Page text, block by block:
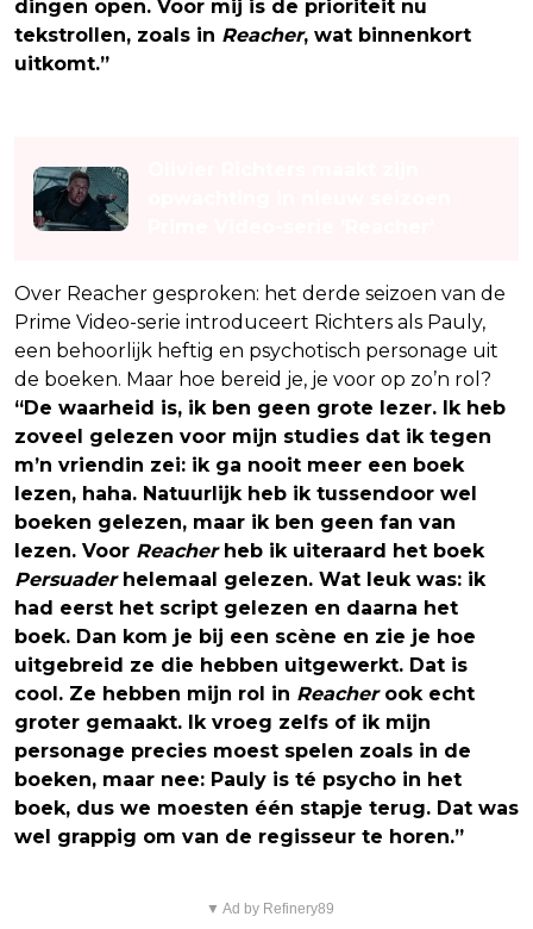
dingen open. Voor mij is de prioriteit nu
tekstrollen, zoals in Reacher, wat binnenkort
uitkomt.”
Over Reacher gesproken: het derde seizoen van de
Prime Video-serie introduceert Richters als Pauly,
een behoorlijk heftig en psychotisch personage uit
de boeken. Maar hoe bereid je, je voor op zo’n rol?
“De waarheid is, ik ben geen grote lezer. Ik heb
zoveel gelezen voor mijn studies dat ik tegen
m’n vriendin zei: ik ga nooit meer een boek
lezen, haha. Natuurlijk heb ik tussendoor wel
boeken gelezen, maar ik ben geen fan van
lezen. Voor Reacherheb ik uiteraard het boek
Persuaderhelemaal gelezen. Wat leuk was: ik
had eerst het script gelezen en daarna het
boek. Dan kom je bij een scène en zie je hoe
uitgebreid ze die hebben uitgewerkt. Dat is
cool. Ze hebben mijn rol in Reacherook echt
groter gemaakt. Ik vroeg zelfs of ik mijn
personage precies moest spelen zoals in de
boeken, maar nee: Pauly is té psycho in het
boek, dus we moesten één stapje terug. Dat was
wel grappig om van de regisseur te horen.”
▼ Ad by Refinery89